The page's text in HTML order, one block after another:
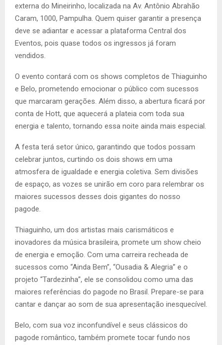
externa do Mineirinho, localizada na Av. Antônio Abrahão
Caram, 1000, Pampulha. Quem quiser garantir a presença
deve se adiantar e acessar a plataforma Central dos
Eventos, pois quase todos os ingressos já foram
vendidos.
O evento contará com os shows completos de Thiaguinho
e Belo, prometendo emocionar o público com sucessos
que marcaram gerações. Além disso, a abertura ficará por
conta de Hott, que aquecerá a plateia com toda sua
energia e talento, tornando essa noite ainda mais especial.
A festa terá setor único, garantindo que todos possam
celebrar juntos, curtindo os dois shows em uma
atmosfera de igualdade e energia coletiva. Sem divisões
de espaço, as vozes se unirão em coro para relembrar os
maiores sucessos desses dois gigantes do nosso
pagode.
Thiaguinho, um dos artistas mais carismáticos e
inovadores da música brasileira, promete um show cheio
de energia e emoção. Com uma carreira recheada de
sucessos como “Ainda Bem”, “Ousadia & Alegria” e o
projeto “Tardezinha”, ele se consolidou como uma das
maiores referências do pagode no Brasil. Prepare-se para
cantar e dançar ao som de sua apresentação inesquecível.
Belo, com sua voz inconfundível e seus clássicos do
pagode romântico, também promete tocar fundo nos